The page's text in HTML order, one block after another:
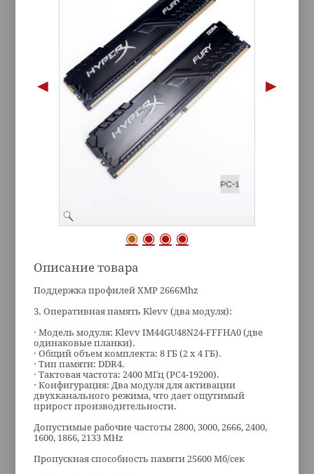
Описание товара
Поддержка профилей XMP 2666Mhz
3. Оперативная память Klevv (два модуля):
· Модель модуля: Klevv IM44GU48N24-FFFHA0 (две
одинаковые планки).
· Общий объем комплекта: 8 ГБ (2 x 4 ГБ).
· Тип памяти: DDR4.
· Тактовая частота: 2400 МГц (PC4-19200).
· Конфигурация: Два модуля для активации
двухканального режима, что дает ощутимый
прирост производительности.
Допустимые рабочие частоты 2800, 3000, 2666, 2400,
1600, 1866, 2133 MHz
Пропускная способность памяти 25600 Мб/сек